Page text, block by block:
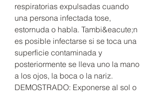
respiratorias expulsadas cuando
una persona infectada tose,
estornuda o habla. Tambi&eacute;n
es posible infectarse si se toca una
superficie contaminada y
posteriormente se lleva uno la mano
a los ojos, la boca o la nariz.
DEMOSTRADO: Exponerse al sol o